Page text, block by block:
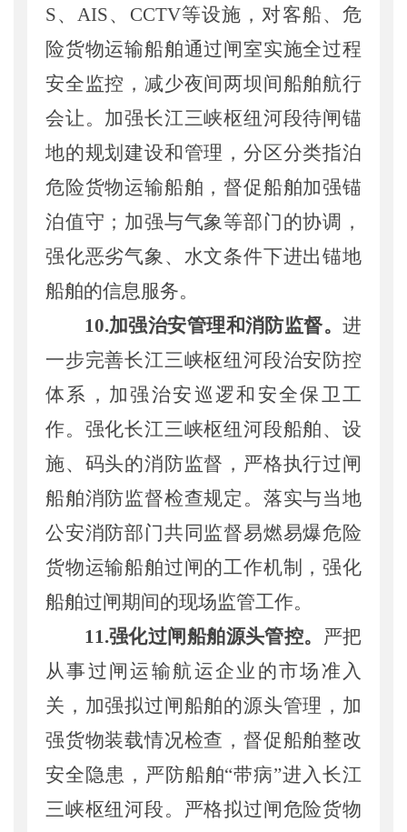
S、AIS、CCTV等设施 ，对客船、危
险货物运输船舶通过闸室实施全过程
安全监控，减少夜间两坝间船舶航行
会让。 加强长江三峡枢纽河段待闸锚
地的规划建设和管理，分区分类指泊
危险货物运输船舶 ，督促船舶加强锚
泊值守 ； 加强与气象等部门的协调，
强化恶劣气象、水文条件下进出锚地
船舶的信息服务。
10.加强治安管理和消防监督。进
一步完善长江三峡枢纽河段治安防控
体系，加强治安巡逻和安全保卫工
作。 强化长江三峡枢纽河段船舶、设
施、码头的消防监督，严格执行过闸
船舶消防监督检查规定 。落实与当地
公安消防部门共同 监督易燃易爆危险
货物运输船舶过闸的工作机制，强化
船舶过闸期间的现场监管工作。
11.强化过闸船舶源头管控。
严把
从事过闸运输航运企业的市场准入
关， 加强拟过闸船舶的源头管理 ， 加
强货物装载情况检查， 督促船舶整改
安全隐患，严防船舶“带病”进入长江
三峡枢纽河段。 严格拟过闸危险货物